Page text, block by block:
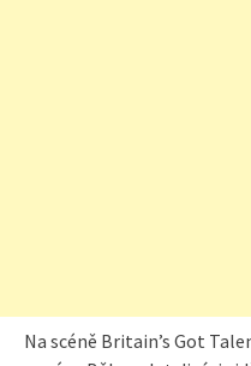
Na scéně Britain’s Got